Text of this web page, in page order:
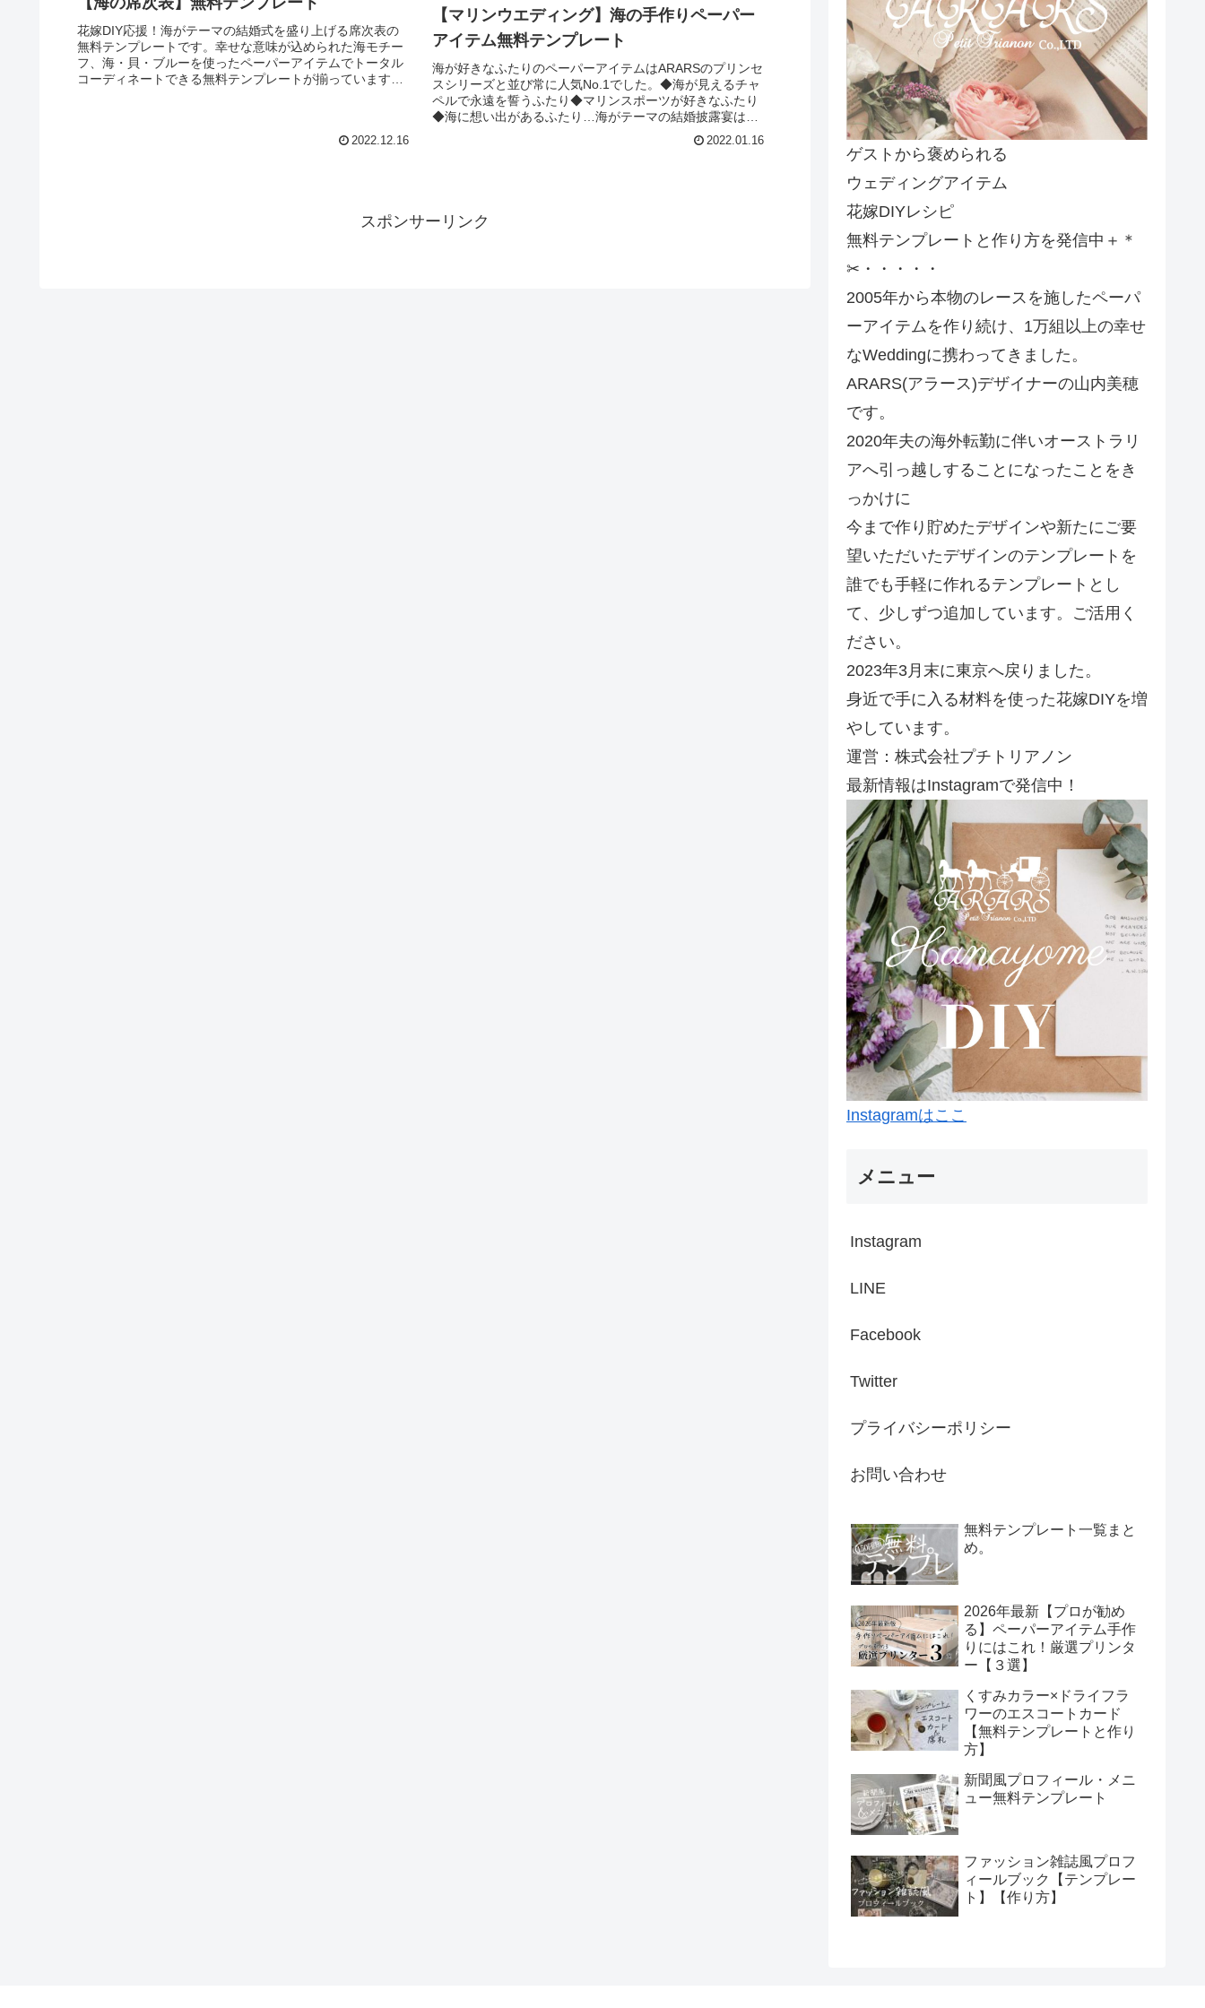
花嫁DIY応援！海がテーマの結婚式を盛り上げる席次表の
無料テンプレートです。幸せな意味が込められた海モチー
フ、海・貝・ブルーを使ったペーパーアイテムでトータル
コーディネートできる無料テンプレートが揃っています。
2022.12.16
【マリンウエディング】海の手作りペーパー
アイテム無料テンプレート
海が好きなふたりのペーパーアイテムはARARSのプリンセ
スシリーズと並び常に人気No.1でした。◆海が見えるチャ
ペルで永遠を誓うふたり◆マリンスポーツが好きなふたり
◆海に想い出があるふたり…海がテーマの結婚披露宴はペ
ーパーアイテムをマリンテイストに揃えると、一気に雰囲
気が高まりますよ。テンプレートは誰でも無料でご利用い
2022.01.16
スポンサーリンク
ゲストから褒められる
ウェディングアイテム
花嫁DIYレシピ
無料テンプレートと作り方を発信中＋＊
✂・・・・・
2005年から本物のレースを施したペーパ
ーアイテムを作り続け、1万組以上の幸せ
なWeddingに携わってきました。
ARARS(アラース)デザイナーの山内美穂
です。
2020年夫の海外転勤に伴いオーストラリ
アへ引っ越しすることになったことをき
っかけに
今まで作り貯めたデザインや新たにご要
望いただいたデザインのテンプレートを
誰でも手軽に作れるテンプレートとし
て、少しずつ追加しています。ご活用く
ださい。
2023年3月末に東京へ戻りました。
身近で手に入る材料を使った花嫁DIYを増
やしています。
運営：株式会社プチトリアノン
最新情報はInstagramで発信中！
Instagramはここ
メニュー
Instagram
LINE
Facebook
Twitter
プライバシーポリシー
お問い合わせ
無料テンプレート一覧まと
め。
2026年最新【プロが勧め
る】ペーパーアイテム手作
りにはこれ！厳選プリンタ
ー【３選】
くすみカラー×ドライフラ
ワーのエスコートカード
【無料テンプレートと作り
方】
新聞風プロフィール・メニ
ュー無料テンプレート
ファッション雑誌風プロフ
ィールブック【テンプレー
ト】【作り方】